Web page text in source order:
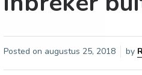
Posted on augustus 25, 2018 by